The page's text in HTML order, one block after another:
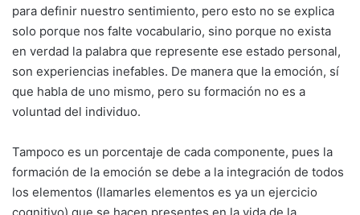
para definir nuestro sentimiento, pero esto no se explica
solo porque nos falte vocabulario, sino porque no exista
en verdad la palabra que represente ese estado personal,
son experiencias inefables. De manera que la emoción, sí
que habla de uno mismo, pero su formación no es a
voluntad del individuo.
Tampoco es un porcentaje de cada componente, pues la
formación de la emoción se debe a la integración de todos
los elementos (llamarles elementos es ya un ejercicio